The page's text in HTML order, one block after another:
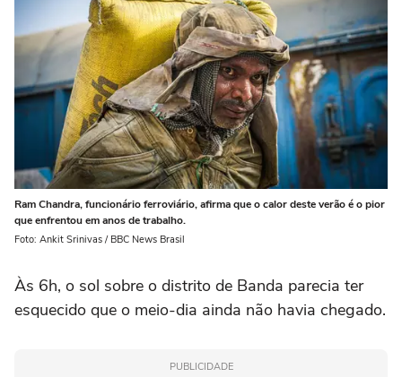
Ram Chandra, funcionário ferroviário, afirma que o calor deste verão é o pior
que enfrentou em anos de trabalho.
Foto: Ankit Srinivas / BBC News Brasil
Às 6h, o sol sobre o distrito de Banda parecia ter
esquecido que o meio-dia ainda não havia chegado.
PUBLICIDADE